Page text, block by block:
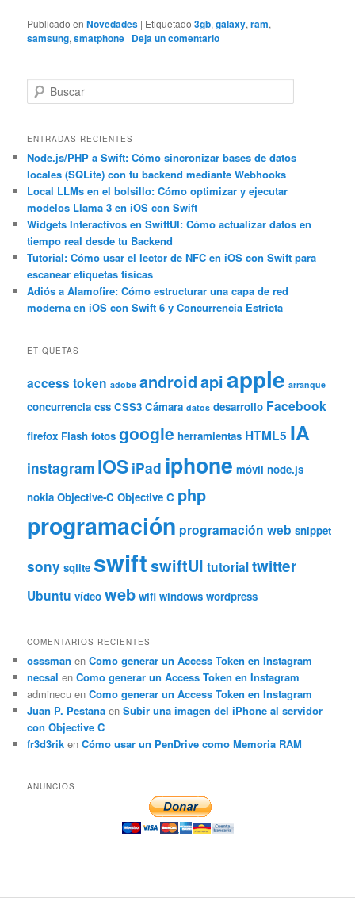
Publicado en Novedades | Etiquetado 3gb,galaxy,ram,
samsung,smatphone | Deja un comentario
u
c
a
r
ENTRADAS RECIENTES
Node.js/PHP a Swift: Cómo sincronizar bases de datos
locales (SQLite) con tu backend mediante Webhooks
Local LLMs en el bolsillo: Cómo optimizar y ejecutar
modelos Llama 3 en iOS con Swift
Widgets Interactivos en SwiftUI: Cómo actualizar datos en
tiempo real desde tu Backend
Tutorial: Cómo usar el lector de NFC en iOS con Swift para
escanear etiquetas físicas
Adiós a Alamofire: Cómo estructurar una capa de red
moderna en iOS con Swift 6 y Concurrencia Estricta
ETIQUETAS
access token adobe androidapiapple arranque
concurrencia css CSS3 Cámara datos desarrollo Facebook
firefox Flash fotos google herramientas HTML5 IA
instagram IOS iPad iphone móvil node.js
nokia Objective-C Objective C php
programación programación web snippet
sony sqlite swiftswiftUI tutorialtwitter
Ubuntu vídeo web wifi windows wordpress
COMENTARIOS RECIENTES
osssman enComo generar un Access Token en Instagram
necsal enComo generar un Access Token en Instagram
adminecu enComo generar un Access Token en Instagram
Juan P. Pestana enSubir una imagen del iPhone al servidor
con Objective C
fr3d3rik enCómo usar un PenDrive como Memoria RAM
ANUNCIOS